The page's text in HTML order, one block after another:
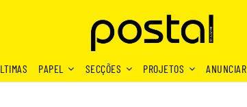
PAPEL SECÇÕES PROJETOS ANUNCIAR